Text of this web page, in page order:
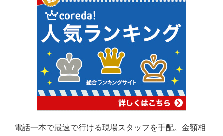
電話一本で最速で行ける現場スタッフを手配。金額相